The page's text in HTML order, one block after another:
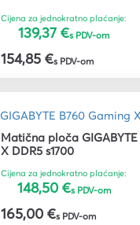
Cijena za jednokratno plaćanje:
139,37 €s PDV-om
154,85 €s PDV-om
Matična ploča
X DDR5 s1700
Cijena za jednokratno plaćanje:
148,50 €s PDV-om
165,00 €s PDV-om